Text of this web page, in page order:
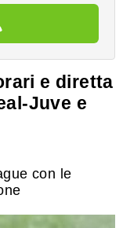
e diretta
Juve e
con le